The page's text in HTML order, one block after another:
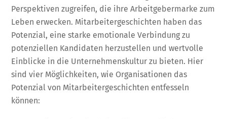
Perspektiven zugreifen, die ihre Arbeitgebermarke zum
Leben erwecken. Mitarbeitergeschichten haben das
Potenzial, eine starke emotionale Verbindung zu
potenziellen Kandidaten herzustellen und wertvolle
Einblicke in die Unternehmenskultur zu bieten. Hier
sind vier Möglichkeiten, wie Organisationen das
Potenzial von Mitarbeitergeschichten entfesseln
können: